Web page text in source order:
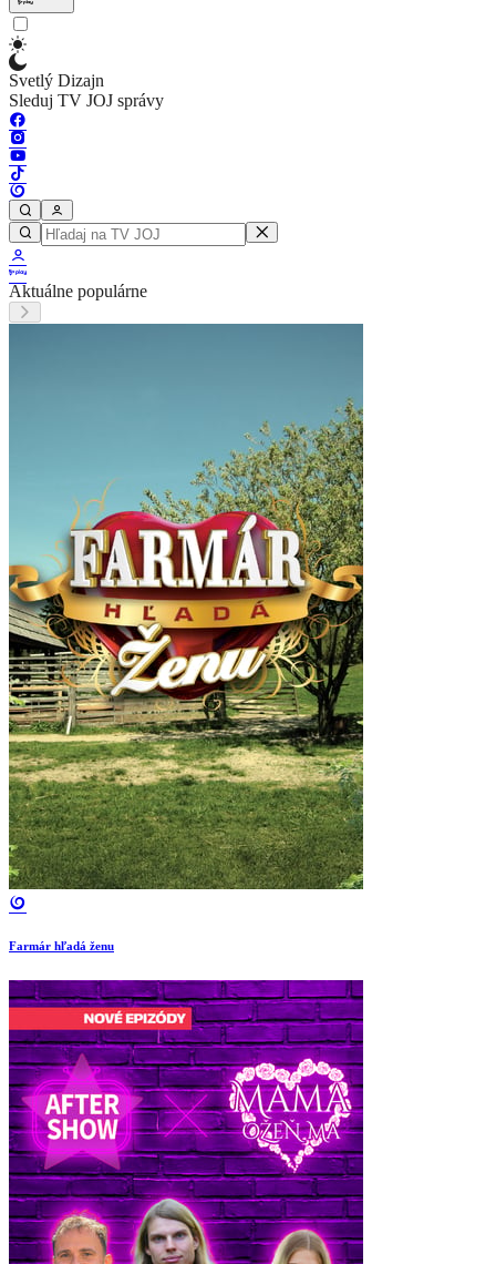
Svetlý Dizajn
Sleduj TV JOJ správy
Aktuálne populárne
Farmár hľadá ženu